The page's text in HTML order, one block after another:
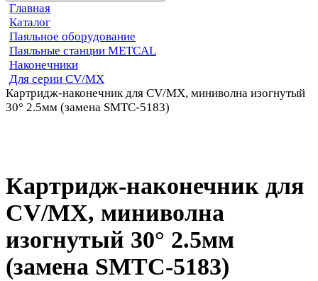
Главная
Каталог
Паяльное оборудование
Паяльные станции METCAL
Наконечники
Для серии CV/MX
Картридж-наконечник для СV/MX, миниволна изогнутый
30° 2.5мм (замена SMTC-5183)
Картридж-наконечник для
СV/MX, миниволна
изогнутый 30° 2.5мм
(замена SMTC-5183)